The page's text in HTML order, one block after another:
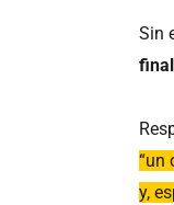
Sin
final
“un
y,